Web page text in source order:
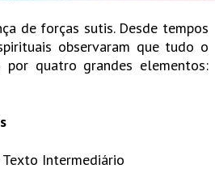
de forças sutis. Desde tempos
observaram que tudo o
quatro grandes elementos:
Intermediário